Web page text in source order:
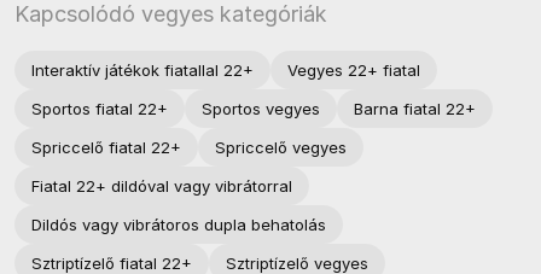
Kapcsolódó vegyes kategóriák
Interaktív játékok fiatallal 22+
Vegyes 22+ fiatal
Sportos fiatal 22+
Sportos vegyes
Barna fiatal 22+
Spriccelő fiatal 22+
Spriccelő vegyes
Fiatal 22+ dildóval vagy vibrátorral
Dildós vagy vibrátoros dupla behatolás
Sztriptízelő fiatal 22+
Sztriptízelő vegyes